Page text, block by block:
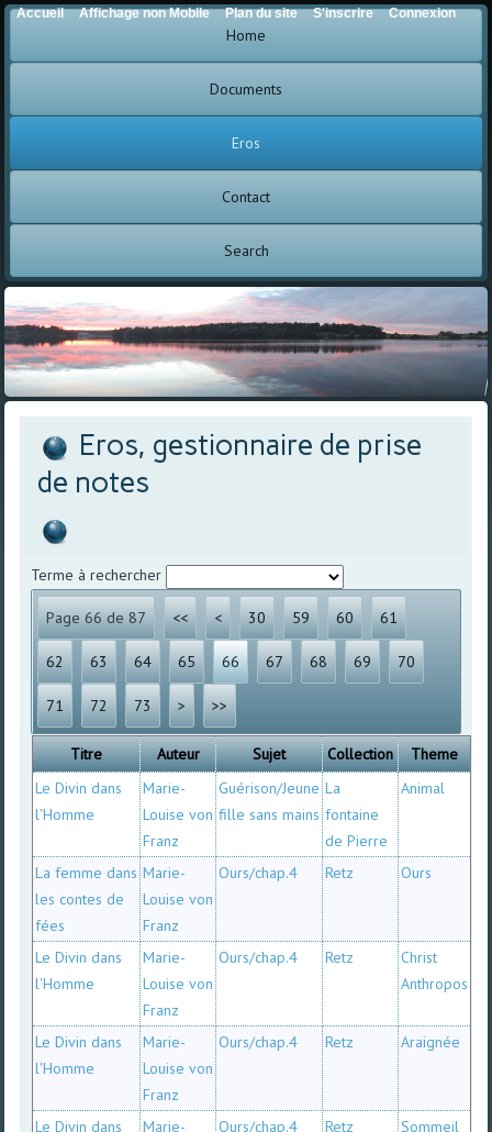
Home
Documents
Eros
Contact
Search
Eros, gestionnaire de prise
de notes
Terme à rechercher
Page 66 de 87 << < 30 59 60 61
62 63 64 65 66 67 68 69 70
71 72 73 > >>
Titre Auteur Sujet Collection
Theme
Le Divin dans
l'Homme
Marie-
Louise von
Franz
Guérison/Jeune
fille sans mains
La
fontaine
de Pierre
Animal
La femme dans
les contes de
fées
Marie-
Louise von
Franz
Ours/chap.4 Retz Ours
Le Divin dans
l'Homme
Marie-
Louise von
Franz
Ours/chap.4 Retz
Christ
Anthropos
Le Divin dans
l'Homme
Marie-
Louise von
Franz
Ours/chap.4 Retz Araignée
Le Divin dans
Marie-
Ours/chap.4 Retz
Sommeil
Accueil Affichage non Mobile Plan du site S'inscrire Connexion